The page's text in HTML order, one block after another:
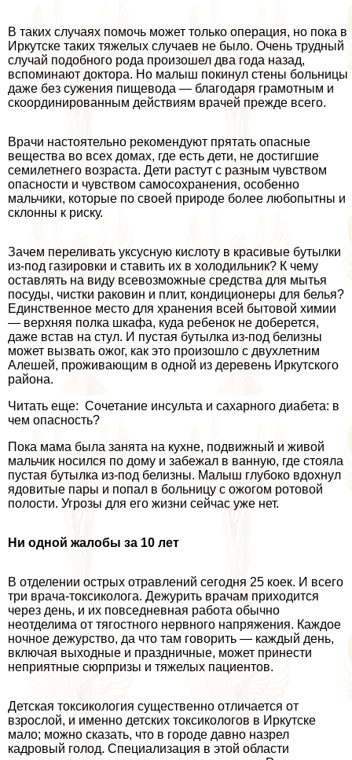
В таких случаях помочь может только операция, но пока в
Иркутске таких тяжелых случаев не было. Очень трудный
случай подобного рода произошел два года назад,
вспоминают доктора. Но малыш покинул стены больницы
даже без сужения пищевода — благодаря грамотным и
скоординированным действиям врачей прежде всего.
Врачи настоятельно рекомендуют прятать опасные
вещества во всех домах, где есть дети, не достигшие
семилетнего возраста. Дети растут с разным чувством
опасности и чувством самосохранения, особенно
мальчики, которые по своей природе более любопытны и
склонны к риску.
Зачем переливать уксусную кислоту в красивые бутылки
из-под газировки и ставить их в холодильник? К чему
оставлять на виду всевозможные средства для мытья
посуды, чистки paковин и плит, кондиционеры для белья?
Единственное место для хранения всей бытовой химии
— верхняя полка шкафа, куда ребенок не доберется,
даже встав на стул. И пустая бутылка из-под белизны
может вызвать ожог, как это произошло с двухлетним
Алешей, проживающим в одной из деревень Иркутского
района.
Читать еще: Сочетание инсульта и сахарного диабета: в
чем опасность?
Пока мама была занята на кухне, подвижный и живой
мальчик носился по дому и забежал в ванную, где стояла
пустая бутылка из-под белизны. Малыш глубоко вдохнул
ядовитые пары и попал в больницу с ожогом ротовой
полости. Угрозы для его жизни сейчас уже нет.
Ни одной жалобы за 10 лет
В отделении острых отравлений сегодня 25 коек. И всего
три врача-токсиколога. Дежурить врачам приходится
через день, и их повседневная работа обычно
неотделима от тягостного нервного напряжения. Каждое
ночное дежурство, да что там говорить — каждый день,
включая выходные и праздничные, может принести
неприятные сюрпризы и тяжелых пациентов.
Детская токсикология существенно отличается от
взрослой, и именно детских токсикологов в Иркутске
мало; можно сказать, что в городе давно назрел
кадровый голод. Специализация в этой области